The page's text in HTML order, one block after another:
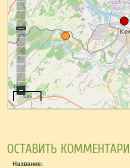
10 km
5 mi
Название: